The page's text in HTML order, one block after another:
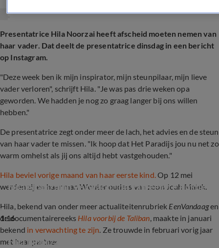
Presentatrice Hila Noorzai heeft afscheid moeten nemen van
haar vader. Dat deelt de presentatrice dinsdag in een bericht
op Instagram.
"Deze week ben ik mijn inspirator, mijn steunpilaar, mijn lieve
vader verloren", schrijft Hila. "Je was pas drie weken opa
geworden. We hadden je nog zo graag langer bij ons willen
hebben."
De presentatrice zegt onder meer de lach, het advies en de steun
van haar vader te missen. "Ik hoop dat Het Paradijs jou nu net zo
warm omhelst als jij ons altijd hebt vastgehouden."
Hila beviel vorige maand van haar eerste kind.Op 12 mei
werden zij en haar man Wouter ouders van zoon Joah Malek.
1:16
Hila Noorzai in verwachting van eerste kindje
Hila, bekend van onder meer actualiteitenrubriek EenVandaagen
de documentairereeks Hila voorbij de Taliban, maakte in januari
bekend in verwachting te zijn. Ze trouwde in februari vorig jaar
met haar partner.
Hila Noorzai is getrouwd